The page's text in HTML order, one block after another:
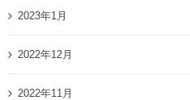
2023年1月
2022年12月
2022年11月